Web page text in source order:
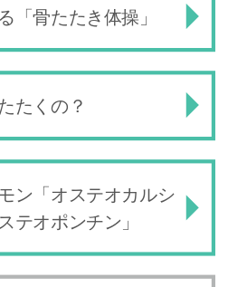
「骨たたき体操」
たくの？
ン「オステオカルシ
テオポンチン」